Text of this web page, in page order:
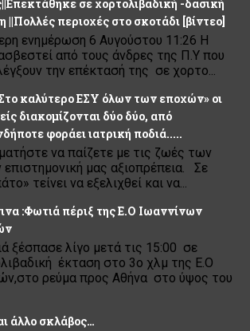
σε χορτολιβαδική -δασική
||Πολλές περιοχές στο σκοτάδι [βίντεο]
ενημέρωση 6 Αυγούστου 11:26 Η
από τους άνδρες της Π.Υ που
την επέκτασή της σε χορτο...
καλύτερο ΕΣΥ όλων των εποχών» οι
διακομίζονται δύο δύο, από
φοράει ιατρική ποδιά.....
να παίζετε με τις ζωές των
μας αξιοπρέπεια. Σε
τείνει να εξελιχθεί και να...
:Φωτιά πέριξ της Ε.Ο Ιωαννίνων
ξέσπασε λίγο μετά τις 15:00 σε
έκταση στο 3ο χλμ της Ε.Ο
ρεύμα προς Αθήνα στο ύψος του
άλλο σκλάβος…